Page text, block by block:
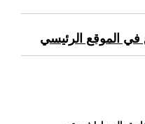
في الموقع الرئيسي